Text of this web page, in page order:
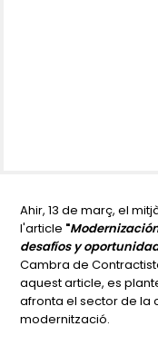
Ahir, 13 de març, el
l'article "
desafíos y
Cambra de
aquest article, es
afronta el sector de la
modernització.